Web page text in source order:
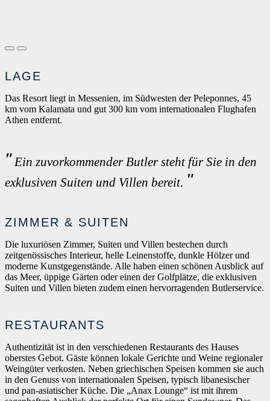
LAGE
Das Resort liegt in Messenien, im Südwesten der Peleponnes, 45
km vom Kalamata und gut 300 km vom internationalen Flughafen
Athen entfernt.
Ein zuvorkommender Butler steht für Sie in den
exklusiven Suiten und Villen bereit.
ZIMMER & SUITEN
Die luxuriösen Zimmer, Suiten und Villen bestechen durch
zeitgenössisches Interieur, helle Leinenstoffe, dunkle Hölzer und
moderne Kunstgegenstände. Alle haben einen schönen Ausblick auf
das Meer, üppige Gärten oder einen der Golfplätze, die exklusiven
Suiten und Villen bieten zudem einen hervorragenden Butlerservice.
RESTAURANTS
Authentizität ist in den verschiedenen Restaurants des Hauses
oberstes Gebot. Gäste können lokale Gerichte und Weine regionaler
Weingüter verkosten. Neben griechischen Speisen kommen sie auch
in den Genuss von internationalen Speisen, typisch libanesischer
und pan-asiatischer Küche. Die „Anax Lounge“ ist mit ihrem